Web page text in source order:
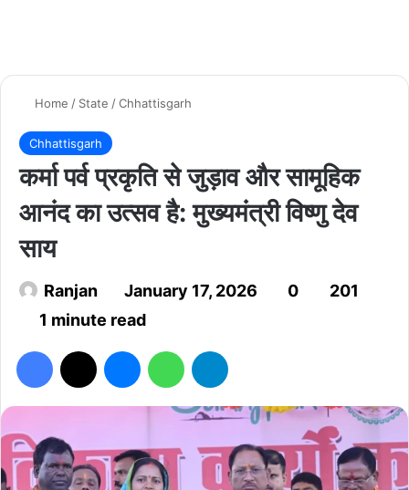
Home / State /Chhattisgarh
Chhattisgarh
कर्मा पर्व प्रकृति से जुड़ाव और सामूहिक
आनंद का उत्सव है: मुख्यमंत्री विष्णु देव
साय
Ranjan January 17, 2026 0
201
1 minute read